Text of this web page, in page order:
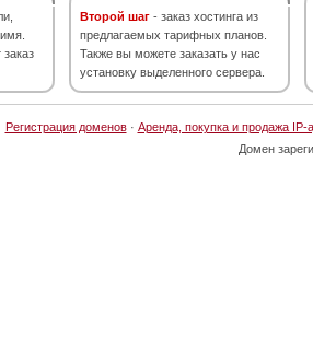
Второй шаг - заказ хостинга из
предлагаемых тарифных планов.
Также вы можете заказать у нас
установку выделенного сервера.
Регистрация доменов· Аренда, покупка и продажа IP-
Домен